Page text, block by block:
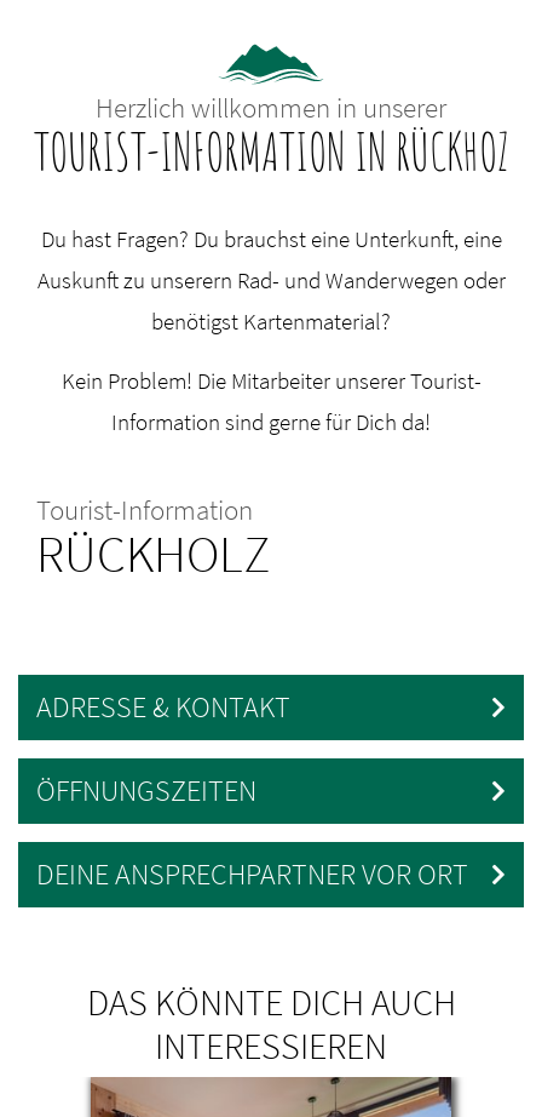
Herzlich willkommen in unserer
TOURIST-INFORMATION IN RÜCKHOZ
Du hast Fragen? Du brauchst eine Unterkunft, eine
Auskunft zu unserern Rad- und Wanderwegen oder
benötigst Kartenmaterial?
Kein Problem! Die Mitarbeiter unserer Tourist-
Information sind gerne für Dich da!
Tourist-Information
RÜCKHOLZ
ADRESSE & KONTAKT
ÖFFNUNGSZEITEN
DEINE ANSPRECHPARTNER VOR ORT
DAS KÖNNTE DICH AUCH
INTERESSIEREN